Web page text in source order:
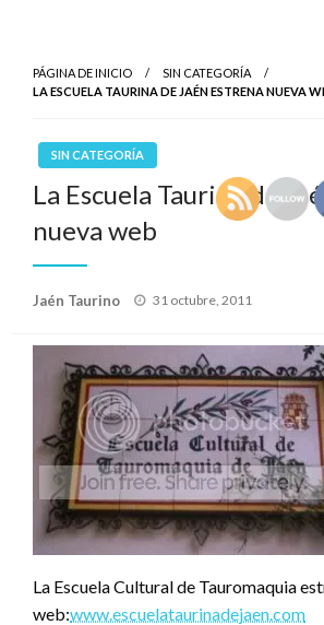
PÁGINA DE INICIO
SIN CATEGORÍA
LA ESCUELA TAURINA DE JAÉN ESTRENA NUEVA
SIN CATEGORÍA
La Escuela Taurina de
nueva web
Jaén Taurino
Publicado
31 octubre, 2011
La Escuela Cultural de Tauromaquia
web:www.escuelataurinadejaen.com